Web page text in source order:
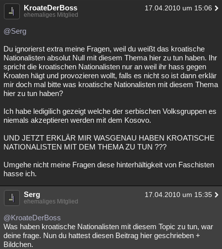
KroateDerBoss 17.04.2010 um 15:06
ehemaliges Mitglied
@Serg
Du ignorierst extra meine Fragen, weil du weißt das kroatische
Nationalisten absolut Null mit diesem Thema hier zu tun haben. Ihr
spricht die kroatischen Nationalisten nur an weil ihr hass gegen
Kroaten hägt und provozieren wollt, falls es nicht so ist dann erklär
mir doch mal bitte was kroatische Nationalisten mit diesem Thema
hier zu tun haben?
Ich habe ledigilich gezeigt welche der serbischen Volksgruppen es
niemals akzeptieren werden mit dem Kosovo.
UND JETZT ERKLÄR MIR WASGENAU HABEN KROATISCHE
NATIONALISTEN MIT DEM THEMA ZU TUN ???
Umgehe nicht meine Fragen diese hinterhältigkeit von Faschisten
hasse ich.
Serg 17.04.2010 um 15:35
ehemaliges Mitglied
@KroateDerBoss
Was haben kroatische Nationalisten mit diesem Topic zu tun, war
deine frage. Nun du hattest diesen Beitrag hier geschrieben +
Bildchen.